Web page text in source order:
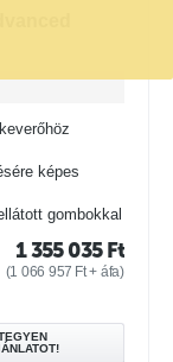
képes
gombokkal
1 355 035 Ft
(1 066 957 Ft+ áfa)